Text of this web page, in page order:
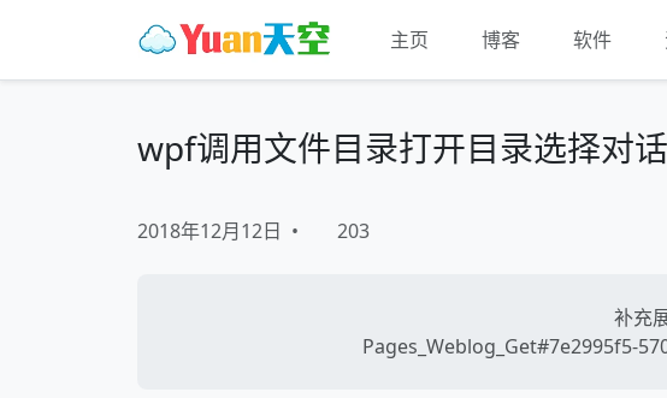
主页 博客 软件
wpf调用文件目录打开目录选择对
2018年12月12日 • 203
补充
Pages_Weblog_Get#7e2995f5-